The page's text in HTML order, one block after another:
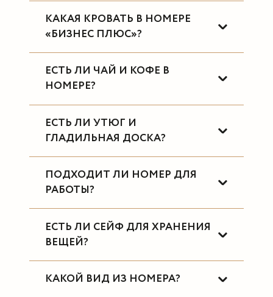
КАКАЯ КРОВАТЬ В НОМЕРЕ
«БИЗНЕС ПЛЮС»?
ЕСТЬ ЛИ ЧАЙ И КОФЕ В
НОМЕРЕ?
ЕСТЬ ЛИ УТЮГ И
ГЛАДИЛЬНАЯ ДОСКА?
ПОДХОДИТ ЛИ НОМЕР ДЛЯ
РАБОТЫ?
ЕСТЬ ЛИ СЕЙФ ДЛЯ ХРАНЕНИЯ
ВЕЩЕЙ?
КАКОЙ ВИД ИЗ НОМЕРА?